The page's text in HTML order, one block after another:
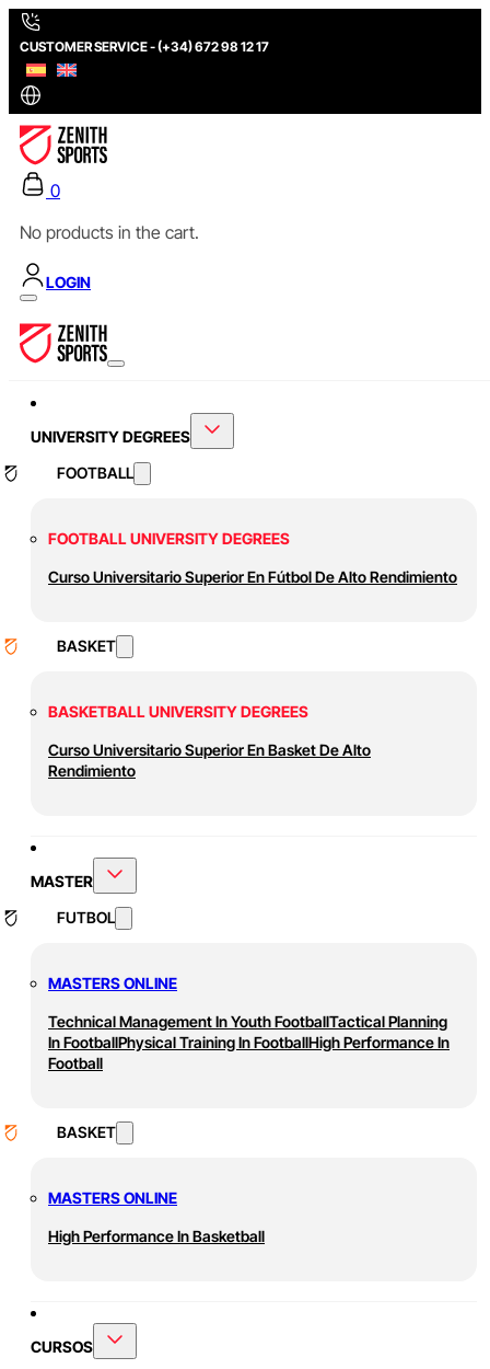
CUSTOMER SERVICE - (+34) 672 98 12 17
0
No products in the cart.
LOGIN
UNIVERSITY DEGREES
FOOTBALL
FOOTBALL UNIVERSITY DEGREES
Curso Universitario Superior En Fútbol De Alto Rendimiento
BASKET
BASKETBALL UNIVERSITY DEGREES
Curso Universitario Superior En Basket De Alto
Rendimiento
MASTER
FUTBOL
MASTERS ONLINE
Technical Management In Youth FootballTactical Planning
In FootballPhysical Training In FootballHigh Performance In
Football
BASKET
MASTERS ONLINE
High Performance In Basketball
CURSOS